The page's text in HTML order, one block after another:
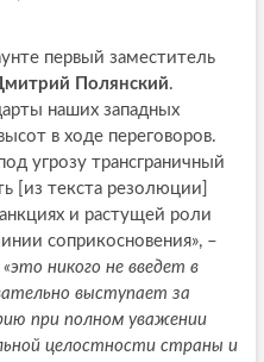
первый заместитель
Полянский.
наших западных
в ходе переговоров.
угрозу трансграничный
[из текста резолюции]
и растущей роли
соприкосновения», –
«это никого не введет в
выступает за
при полном уважении
целостности страны и